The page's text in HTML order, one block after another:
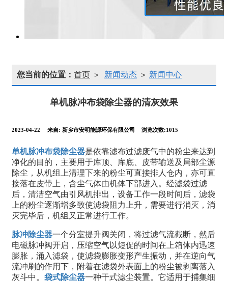
您当前的位置： 首页 > 新闻动态 > 新闻中心
单机脉冲布袋除尘器的清灰效果
2023-04-22 来自: 新乡市安明能源环保有限公司 浏览次数:1015
单机脉冲布袋除尘器是依靠滤布过滤废气中的粉尘来达到
净化的目的，主要用于库顶、库底、皮带输送及局部尘源
除尘，从机组上清理下来的粉尘可直接排人仓内，亦可直
接落在皮带上，含尘气体由机体下部进入。经滤袋过滤
后，清洁空气由引风机排出，设备工作一段时间后，滤袋
上的粉尘逐渐增多致使滤袋阻力上升，需要进行消灭，消
灭完毕后，机组又正常进行工作。
脉冲除尘器一个分室提升阀关闭，将过滤气流截断，然后
电磁脉冲阀开启，压缩空气以短促的时间在上箱体内迅速
膨胀，涌入滤袋，使滤袋膨胀变形产生振动，并在逆向气
流冲刷的作用下，附着在滤袋外表面上的粉尘被剥离落入
灰斗中。 袋式除尘器一种干式滤尘装置。它适用于捕集细